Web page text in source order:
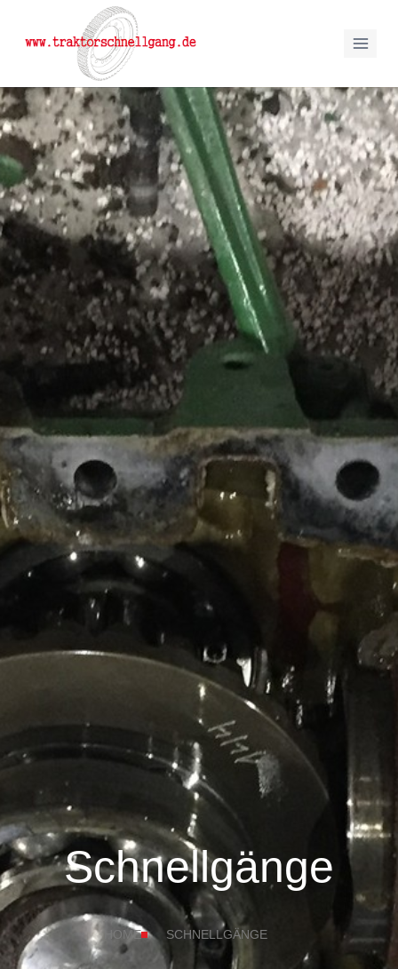
Schnellgänge
HOME SCHNELLGÄNGE